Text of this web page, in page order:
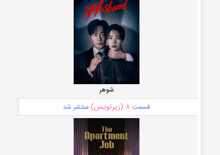
شوهر
قسمت ۸ (زیرنویس) منتشر شد